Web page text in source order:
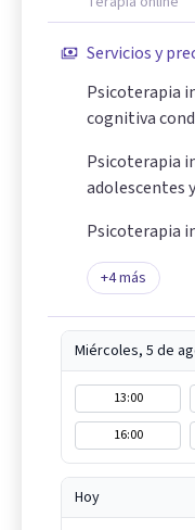
Servicios y
Psicoterapia
cognitiva
Psicoterapia
adolescentes
Psicoterapia
+4más
Miércoles, 5 de
13:00
16:00
Hoy